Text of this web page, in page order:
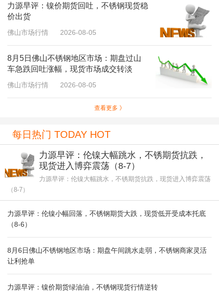
力源早评：镍价期货回吐，不锈钢现货稳
价出货
佛山市场行情 2026-08-05
8月5日佛山不锈钢地区市场：期盘过山
车急跌回吐涨幅，现货市场成交转淡
佛山市场行情 2026-08-05
查看更多 》
每日热门 TODAY HOT
力源早评：伦镍大幅跳水，不锈期货抗跌，
现货进入博弈震荡（8-7）
力源早评：伦镍大幅跳水，不锈期货抗跌，现货进入博弈震荡
（8-7）
力源早评：伦镍小幅回落，不锈钢期货大跌，现货低开受成本托底
（8-6）
8月6日佛山不锈钢地区市场：期盘午间跳水走弱，不锈钢商家灵活
让利抢单
力源早评：镍价期货绿油油，不锈钢现货行情逆转